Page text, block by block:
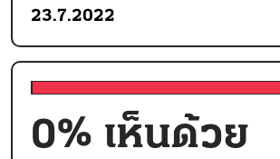
23.7.2022
0% เห็นด้วย